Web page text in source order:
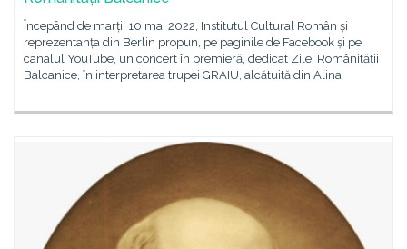
Începând de marți, 10 mai 2022, Institutul Cultural Român și
reprezentanța din Berlin propun, pe paginile de Facebook și pe
canalul YouTube, un concert în premieră, dedicat Zilei Românității
Balcanice, în interpretarea trupei GRAIU, alcătuită din Alina